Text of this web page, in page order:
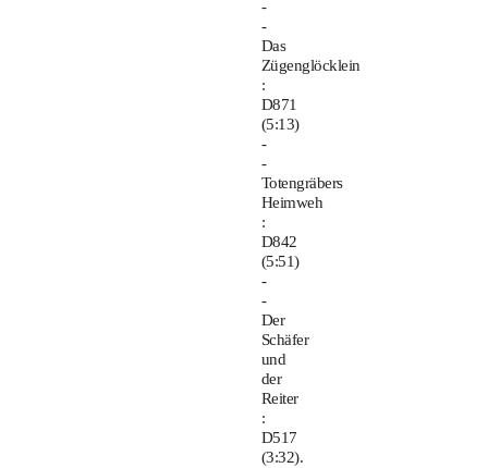
-
-
Das
Zügenglöcklein
:
D871
(5:13)
-
-
Totengräbers
Heimweh
:
D842
(5:51)
-
-
Der
Schäfer
und
der
Reiter
:
D517
(3:32).